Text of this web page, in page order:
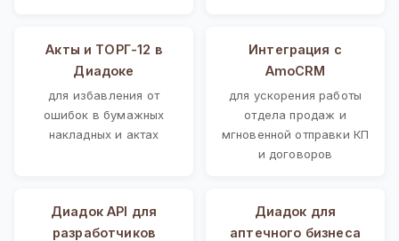
Акты и ТОРГ-12 в
Диадоке
для избавления от
ошибок в бумажных
накладных и актах
Интеграция с
AmoCRM
для ускорения работы
отдела продаж и
мгновенной отправки КП
и договоров
Диадок API для
разработчиков
Диадок для
аптечного бизнеса